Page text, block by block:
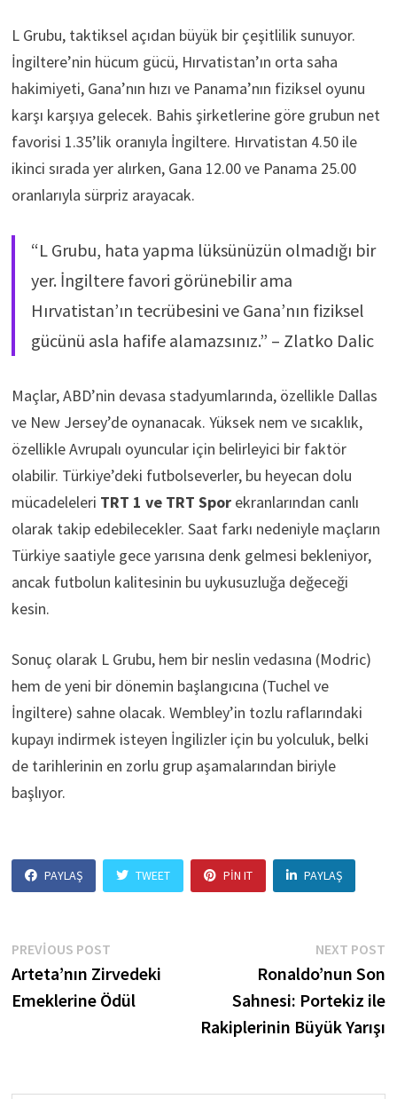
L Grubu, taktiksel açıdan büyük bir çeşitlilik sunuyor.
İngiltere’nin hücum gücü, Hırvatistan’ın orta saha
hakimiyeti, Gana’nın hızı ve Panama’nın fiziksel oyunu
karşı karşıya gelecek. Bahis şirketlerine göre grubun net
favorisi 1.35’lik oranıyla İngiltere. Hırvatistan 4.50 ile
ikinci sırada yer alırken, Gana 12.00 ve Panama 25.00
oranlarıyla sürpriz arayacak.
“L Grubu, hata yapma lüksünüzün olmadığı bir
yer. İngiltere favori görünebilir ama
Hırvatistan’ın tecrübesini ve Gana’nın fiziksel
gücünü asla hafife alamazsınız.” – Zlatko Dalic
Maçlar, ABD’nin devasa stadyumlarında, özellikle Dallas
ve New Jersey’de oynanacak. Yüksek nem ve sıcaklık,
özellikle Avrupalı oyuncular için belirleyici bir faktör
olabilir. Türkiye’deki futbolseverler, bu heyecan dolu
mücadeleleri TRT 1 ve TRT Sporekranlarından canlı
olarak takip edebilecekler. Saat farkı nedeniyle maçların
Türkiye saatiyle gece yarısına denk gelmesi bekleniyor,
ancak futbolun kalitesinin bu uykusuzluğa değeceği
kesin.
Sonuç olarak L Grubu, hem bir neslin vedasına (Modric)
hem de yeni bir dönemin başlangıcına (Tuchel ve
İngiltere) sahne olacak. Wembley’in tozlu raflarındaki
kupayı indirmek isteyen İngilizler için bu yolculuk, belki
de tarihlerinin en zorlu grup aşamalarından biriyle
başlıyor.
PAYLAŞ TWEET PIN IT PAYLAŞ
Yazı
gezinmesi
PREVIOUS POSTPrevious
post:
Arteta’nın Zirvedeki
Emeklerine Ödül
NEXT POST
Ronaldo’nun Son
Sahnesi: Portekiz ile
Rakiplerinin Büyük Yarışı